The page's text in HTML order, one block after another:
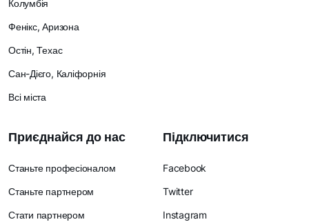
Колумбія
Фенікс, Аризона
Остін, Техас
Сан-Дієго, Каліфорнія
Всі міста
Приєднайся до нас
Станьте професіоналом
Станьте партнером
Стати партнером
Підключитися
Facebook
Twitter
Instagram